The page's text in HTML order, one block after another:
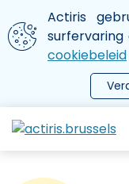
Aller au contenu
We gebruiken
Actiris
surfervaring
cookiebeleid
le menu